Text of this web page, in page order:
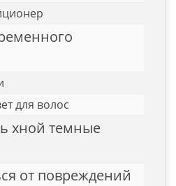
для волос
хной темные
от повреждений